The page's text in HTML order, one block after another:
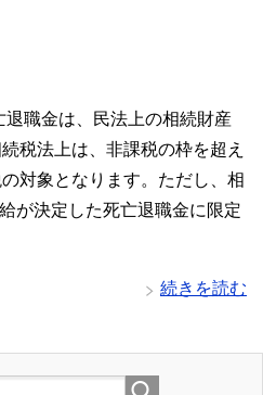
職金は、民法上の相続財産
税法上は、非課税の枠を超え
対象となります。ただし、相
が決定した死亡退職金に限定
続きを読む